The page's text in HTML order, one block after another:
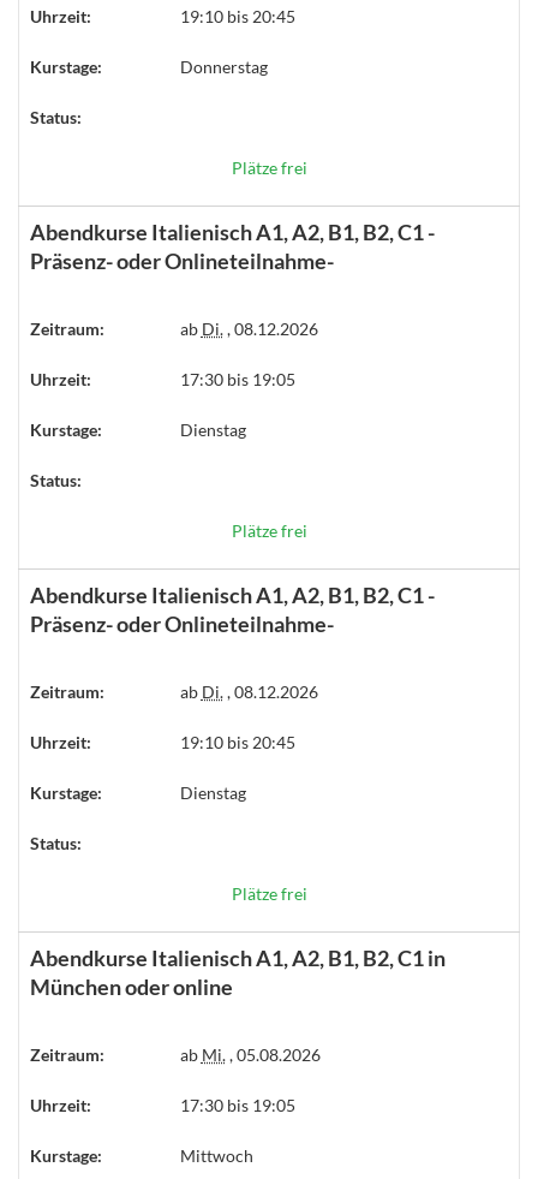
Uhrzeit: 19:10 bis 20:45
Kurstage: Donnerstag
Status:
Plätze frei
Abendkurse Italienisch A1, A2, B1, B2, C1 -
Präsenz- oder Onlineteilnahme-
Zeitraum: ab Di., 08.12.2026
Uhrzeit: 17:30 bis 19:05
Kurstage: Dienstag
Status:
Plätze frei
Abendkurse Italienisch A1, A2, B1, B2, C1 -
Präsenz- oder Onlineteilnahme-
Zeitraum: ab Di., 08.12.2026
Uhrzeit: 19:10 bis 20:45
Kurstage: Dienstag
Status:
Plätze frei
Abendkurse Italienisch A1, A2, B1, B2, C1 in
München oder online
Zeitraum: ab Mi., 05.08.2026
Uhrzeit: 17:30 bis 19:05
Kurstage: Mittwoch